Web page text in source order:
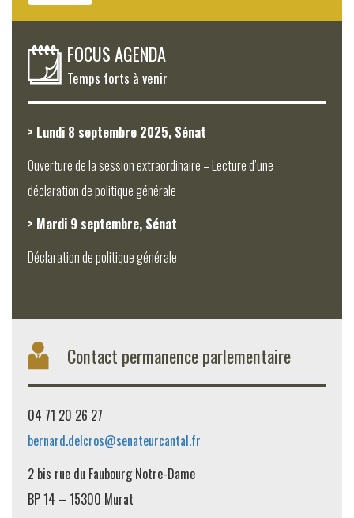
FOCUS AGENDA
Temps forts à venir
> Lundi 8 septembre 2025, Sénat
Ouverture de la session extraordinaire – Lecture d’une
déclaration de politique générale
> Mardi 9 septembre, Sénat
Déclaration de politique générale
Contact permanence parlementaire
04 71 20 26 27
bernard.delcros@senateurcantal.fr
2 bis rue du Faubourg Notre-Dame
BP 14 – 15300 Murat